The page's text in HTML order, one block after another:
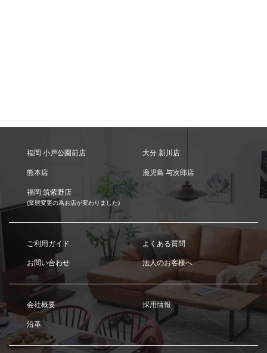
福岡 小戸公園前店 大分 新川店
熊本店 鹿児島 与次郎店
福岡 筑紫野店
(業態変更の為お店が変わりました)
ご利用ガイド よくある質問
お問い合わせ 法人のお客様へ
会社概要 採用情報
沿革